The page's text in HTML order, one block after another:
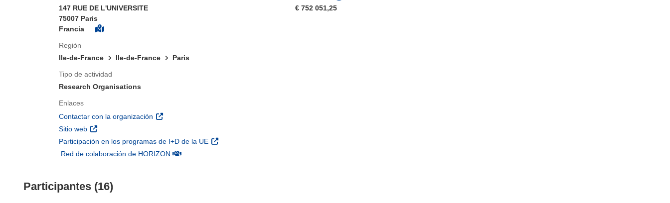
147 RUE DE L'UNIVERSITE
75007 Paris
Francia
Región
Ile-de-France
Ile-de-France Paris
Tipo de actividad
Research Organisations
Enlaces
Contactar con la organización (se abrirá en una nueva ventana)
Sitio web (se abrirá en una nueva ventana)
Participación en los programas de I+D de la UE (se abrirá en una nueva ventana)
Red de colaboración de HORIZON(se abrirá en una nueva ventana)
€ 752 051,25
Participantes (16)